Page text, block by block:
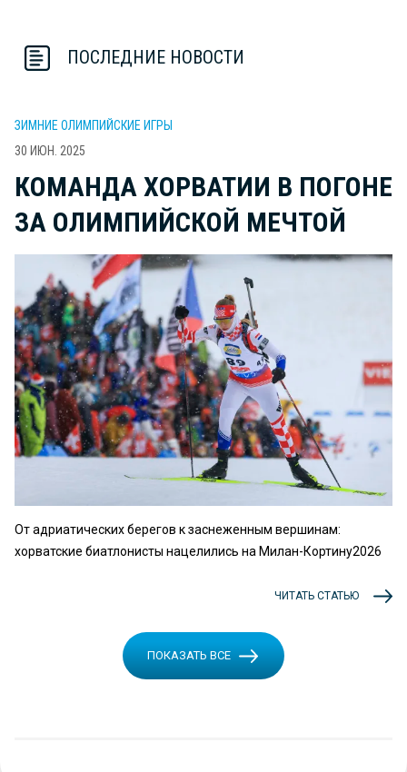
ПОСЛЕДНИЕ НОВОСТИ
ЗИМНИЕ ОЛИМПИЙСКИЕ ИГРЫ
30 ИЮН. 2025
КОМАНДА ХОРВАТИИ В ПОГОНЕ
ЗА ОЛИМПИЙСКОЙ МЕЧТОЙ
От адриатических берегов к заснеженным вершинам:
хорватские биатлонисты нацелились на Милан-Кортину2026
ЧИТАТЬ СТАТЬЮ
ПОКАЗАТЬ ВСЕ